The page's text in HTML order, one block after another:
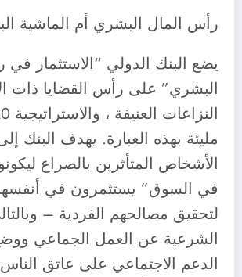
رأس المال البشري أم الماشية
يضع البنك الدولي “الاستثمار
البشري” على رأس القضايا ذات
مليئة بهذه العبارة. يهدف البنك
الأشخاص المتأثرين بالصراع
في السوق” يستثمرون في
لتحقيق مصالحهم الفردية –
الشرعية عن العمل الجماعي
الدعم الاجتماعي على عاتق